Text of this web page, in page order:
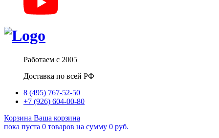
Работаем с 2005
Доставка по всей РФ
8 (495) 767-52-50
+7 (926) 604-00-80
Корзина Ваша корзина
пока пуста 0 товаров на сумму 0 руб.